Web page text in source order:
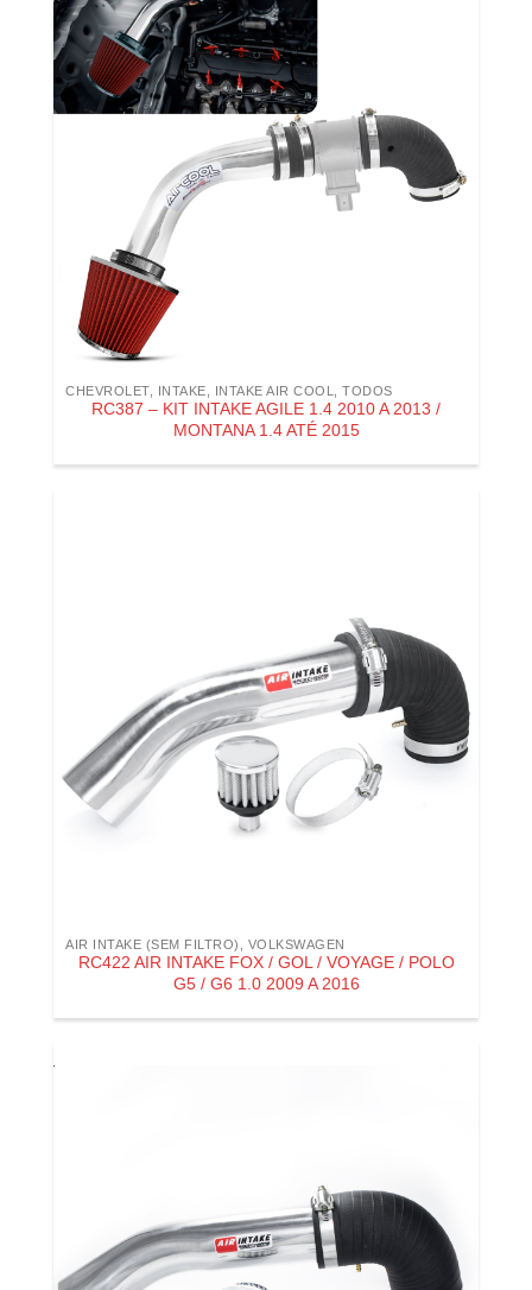
CHEVROLET, INTAKE INTAKE AIR COOL TODOS
RC387 – KIT INTAKE AGILE 1.4 2010 A 2013 /
MONTANA 1.4 ATÉ 2015
AIR INTAKE (SEM FILTRO) VOLKSWAGEN
RC422 AIR INTAKE FOX / GOL / VOYAGE / POLO
G5 / G6 1.0 2009 A 2016